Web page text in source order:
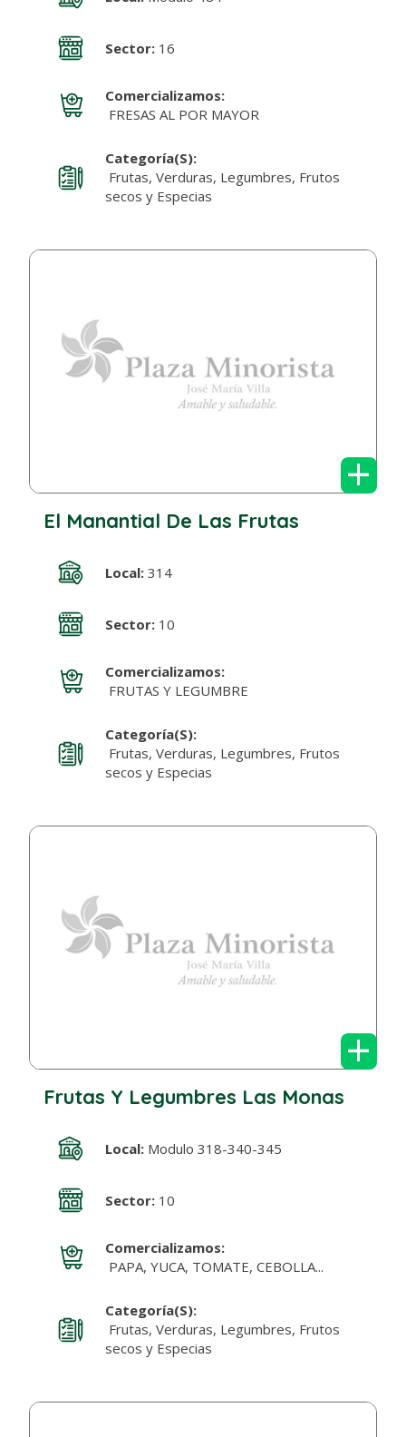
Sector:16
Comercializamos:
FRESAS AL POR MAYOR
Categoría(s):
Frutas, Verduras, Legumbres, Frutos
secos y Especias
+
El Manantial De Las Frutas
Local:314
Sector:10
Comercializamos:
FRUTAS Y LEGUMBRE
Categoría(s):
Frutas, Verduras, Legumbres, Frutos
secos y Especias
+
Frutas Y Legumbres Las Monas
Local:Modulo 318-340-345
Sector:10
Comercializamos:
PAPA, YUCA, TOMATE, CEBOLLA...
Categoría(s):
Frutas, Verduras, Legumbres, Frutos
secos y Especias